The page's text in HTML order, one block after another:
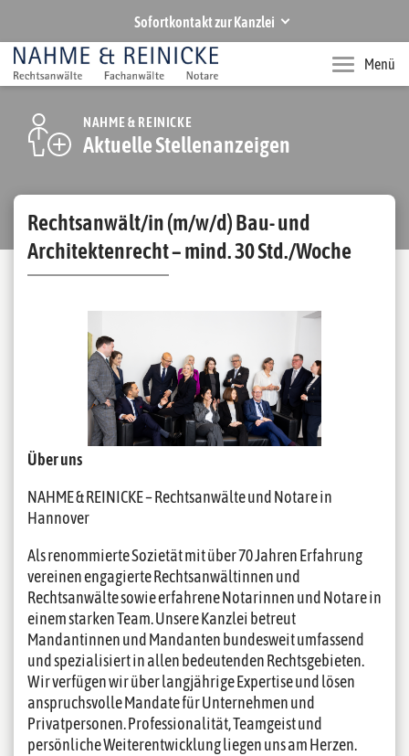
Sofortkontakt zur Kanzlei
NAHME & REINICKE
Ihre Rechtsanwälte und Notare in Hannover
Rufen Sie uns an
+49 511 283770
Menü
NAHME & REINICKE
Aktuelle Stellenanzeigen
Rechtsanwält/in (m/w/d) Bau- und
Architektenrecht – mind. 30 Std./Woche
Über uns
NAHME & REINICKE – Rechtsanwälte und Notare in
Hannover
Als renommierte Sozietät mit über 70 Jahren Erfahrung
vereinen engagierte Rechtsanwältinnen und
Rechtsanwälte sowie erfahrene Notarinnen und Notare in
einem starken Team. Unsere Kanzlei betreut
Mandantinnen und Mandanten bundesweit umfassend
und spezialisiert in allen bedeutenden Rechtsgebieten.
Wir verfügen wir über langjährige Expertise und lösen
anspruchsvolle Mandate für Unternehmen und
Privatpersonen. Professionalität, Teamgeist und
persönliche Weiterentwicklung liegen uns am Herzen.